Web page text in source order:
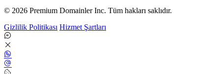
© 2026 Premium Domainler Inc. Tüm hakları saklıdır.
Gizlilik Politikası Hizmet Şartları